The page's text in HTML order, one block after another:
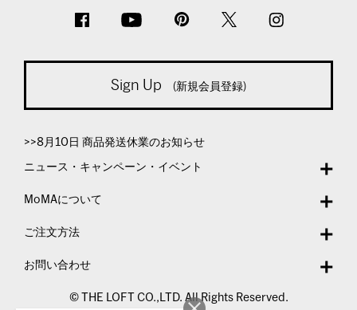
Sign Up (新規会員登録)
>>8月10日 商品発送休業のお知らせ
ニュース・キャンペーン・イベント
MoMAについて
ご注文方法
お問い合わせ
© THE LOFT CO.,LTD. All Rights Reserved.